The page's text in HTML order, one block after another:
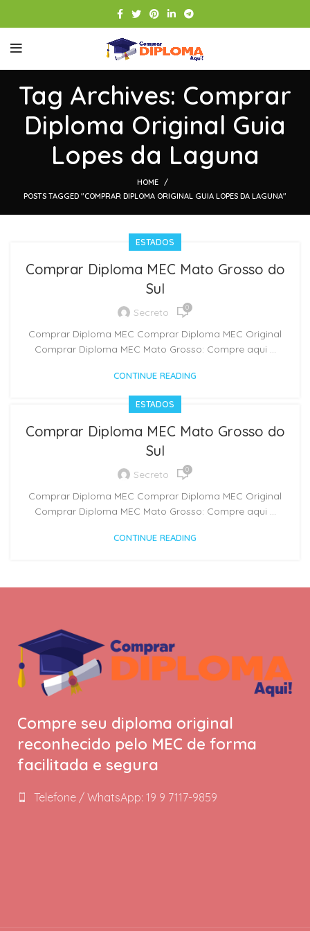
Tag Archives: Comprar
Diploma Original Guia
Lopes da Laguna
HOME
POSTS TAGGED "COMPRAR DIPLOMA ORIGINAL GUIA LOPES DA LAGUNA"
ESTADOS
Comprar Diploma MEC Mato Grosso do
Sul
Secreto 0
Comprar Diploma MEC Comprar Diploma MEC Original
Comprar Diploma MEC Mato Grosso: Compre aqui ...
CONTINUE READING
ESTADOS
Comprar Diploma MEC Mato Grosso do
Sul
Secreto 0
Comprar Diploma MEC Comprar Diploma MEC Original
Comprar Diploma MEC Mato Grosso: Compre aqui ...
CONTINUE READING
Compre seu diploma original
reconhecido pelo MEC de forma
facilitada e segura
Telefone / WhatsApp: 19 9 7117-9859